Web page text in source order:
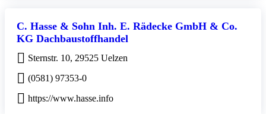
C. Hasse & Sohn Inh. E. Rädecke GmbH & Co.
KG Dachbaustoffhandel
Sternstr. 10, 29525 Uelzen
(0581) 97353-0
https://www.hasse.info